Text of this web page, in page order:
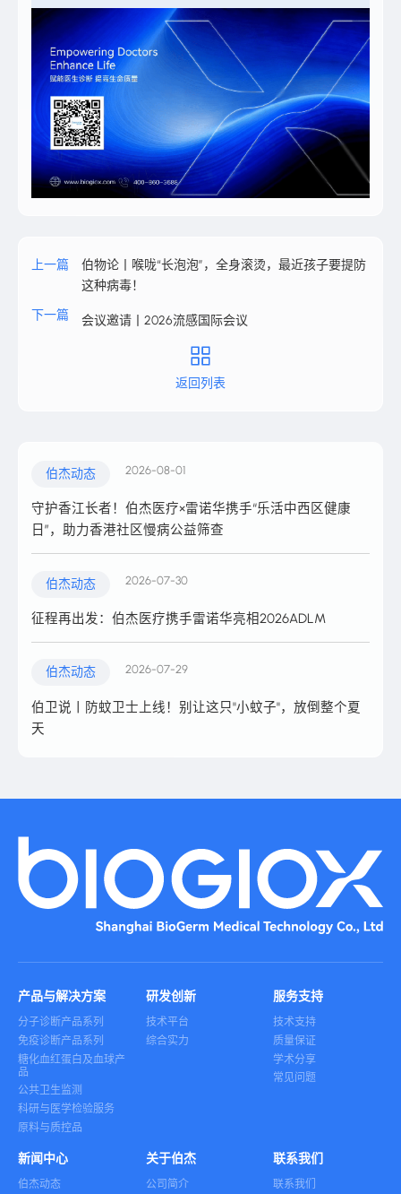
上一篇
伯物论丨喉咙“长泡泡”，全身滚烫，最近孩子要提防
这种病毒！
返回列表
下一篇 会议邀请丨2026流感国际会议
伯杰动态 2026-08-01
守护香江长者！伯杰医疗×雷诺华携手“乐活中西区健康
日”，助力香港社区慢病公益筛查
伯杰动态 2026-07-30
征程再出发：伯杰医疗携手雷诺华亮相2026ADLM
伯杰动态 2026-07-29
伯卫说丨防蚊卫士上线！别让这只"小蚊子"，放倒整个夏
天
产品与解决方案
分子诊断产品系列
免疫诊断产品系列
糖化血红蛋白及血球产
品
公共卫生监测
科研与医学检验服务
原料与质控品
研发创新
技术平台
综合实力
服务支持
技术支持
质量保证
学术分享
常见问题
新闻中心
伯杰动态
关于伯杰
公司简介
联系我们
联系我们